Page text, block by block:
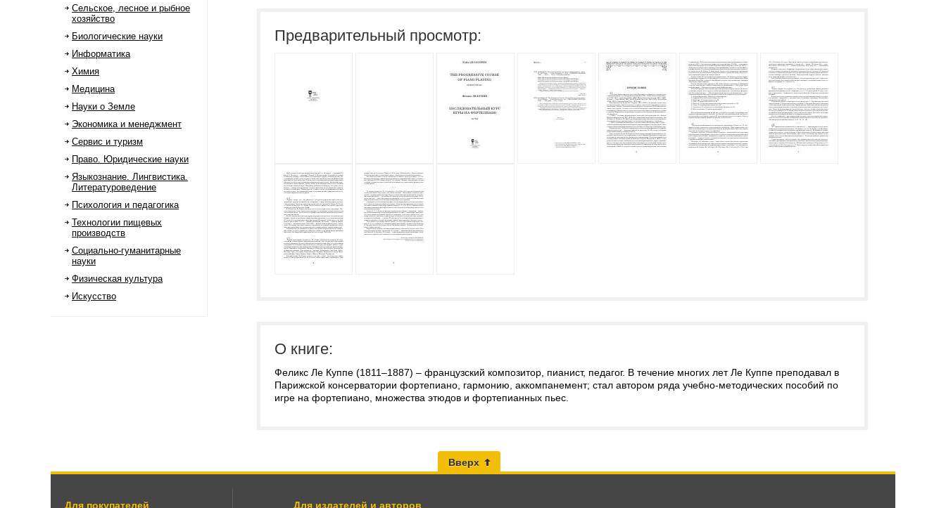
Сельское, лесное и рыбное
хозяйство
Биологические науки
Информатика
Химия
Медицина
Науки о Земле
Экономика и менеджмент
Сервис и туризм
Право. Юридические науки
Языкознание. Лингвистика.
Литературоведение
Психология и педагогика
Технологии пищевых
производств
Социально-гуманитарные
науки
Физическая культура
Искусство
Предварительный просмотр:
О книге:
Феликс Ле Куппе (1811–1887) – французский композитор, пианист, педагог. В течение многих лет Ле Куппе преподавал в
Парижской консерватории фортепиано, гармонию, аккомпанемент; стал автором ряда учебно-методических пособий по
игре на фортепиано, множества этюдов и фортепианных пьес.
Вверх
Для покупателей Для издателей и авторов